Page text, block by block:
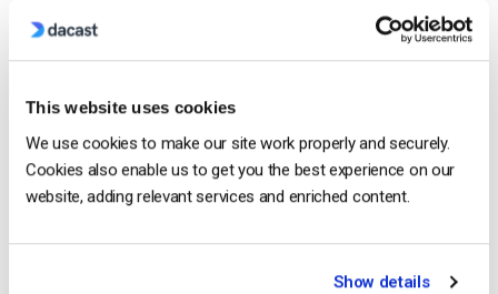
This website uses cookies
We use cookies to make our site work properly and securely.
Cookies also enable us to get you the best experience on our
website, adding relevant services and enriched content.
Show details
iPhone da Apple em 6 passos simples